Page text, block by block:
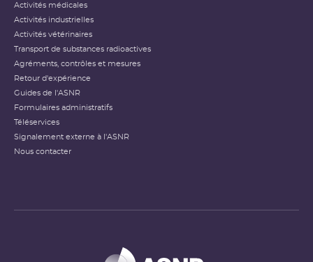
Activités médicales
Activités industrielles
Activités vétérinaires
Transport de substances radioactives
Agréments, contrôles et mesures
Retour d'expérience
Guides de l'ASNR
Formulaires administratifs
Téléservices
Signalement externe à l'ASNR
Nous contacter